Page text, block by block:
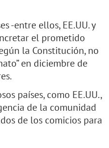
-entre ellos, EE.UU. y
el prometido
la Constitución, no
en diciembre de
países, como EE.UU.,
de la comunidad
de los comicios para